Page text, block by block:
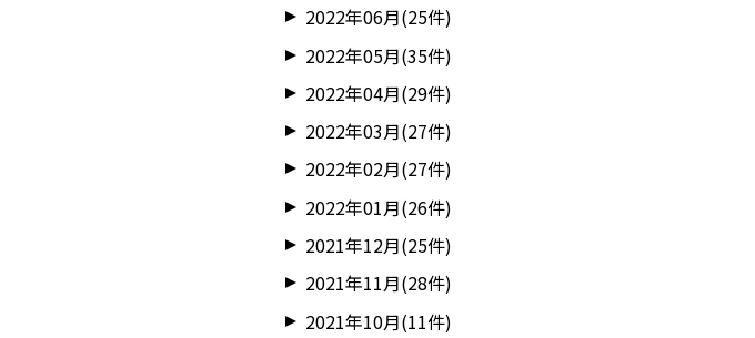
2022年06月(25件)
2022年05月(35件)
2022年04月(29件)
2022年03月(27件)
2022年02月(27件)
2022年01月(26件)
2021年12月(25件)
2021年11月(28件)
2021年10月(11件)